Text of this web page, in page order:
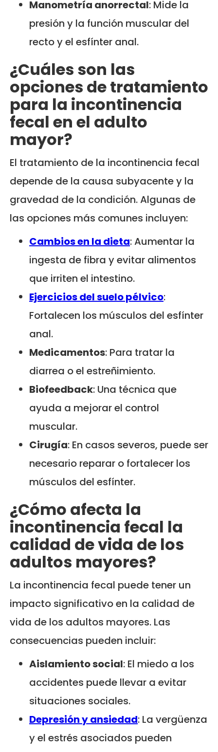
Manometría anorrectal: Mide la
presión y la función muscular del
recto y el esfínter anal.
¿Cuáles son las
opciones de tratamiento
para la incontinencia
fecal en el adulto
mayor?
El tratamiento de la incontinencia fecal
depende de la causa subyacente y la
gravedad de la condición. Algunas de
las opciones más comunes incluyen:
Cambios en la dieta: Aumentar la
ingesta de fibra y evitar alimentos
que irriten el intestino.
Ejercicios del suelo pélvico:
Fortalecen los músculos del esfínter
anal.
Medicamentos: Para tratar la
diarrea o el estreñimiento.
Biofeedback: Una técnica que
ayuda a mejorar el control
muscular.
Cirugía: En casos severos, puede ser
necesario reparar o fortalecer los
músculos del esfínter.
¿Cómo afecta la
incontinencia fecal la
calidad de vida de los
adultos mayores?
La incontinencia fecal puede tener un
impacto significativo en la calidad de
vida de los adultos mayores. Las
consecuencias pueden incluir:
Aislamiento social: El miedo a los
accidentes puede llevar a evitar
situaciones sociales.
Depresión y ansiedad: La vergüenza
y el estrés asociados pueden